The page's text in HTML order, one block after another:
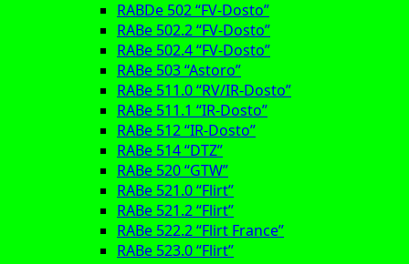
RABDe 502 “FV-Dosto”
RABe 502.2 “FV-Dosto”
RABe 502.4 “FV-Dosto”
RABe 503 “Astoro”
RABe 511.0 “RV/IR-Dosto”
RABe 511.1 “IR-Dosto”
RABe 512 “IR-Dosto”
RABe 514 “DTZ”
RABe 520 “GTW”
RABe 521.0 “Flirt”
RABe 521.2 “Flirt”
RABe 522.2 “Flirt France”
RABe 523.0 “Flirt”